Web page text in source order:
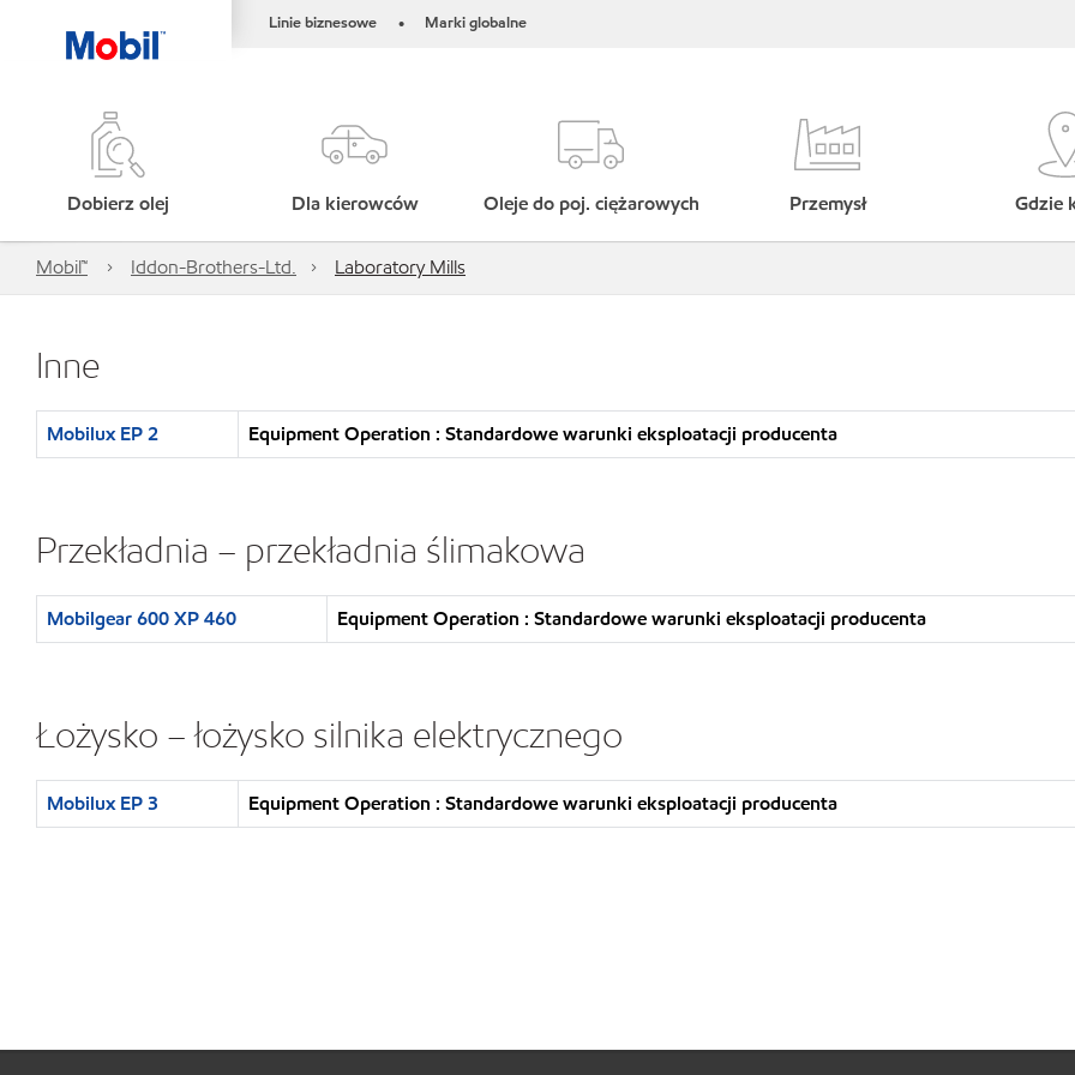
Linie biznesowe • Marki globalne
Dobierz olej Dla kierowców Oleje do poj. ciężarowych Przemysł Gdzie
Mobil™ Iddon-Brothers-Ltd. Laboratory Mills
Inne
Mobilux EP 2 Equipment Operation : Standardowe warunki eksploatacji producenta
Przekładnia – przekładnia ślimakowa
Mobilgear 600 XP 460 Equipment Operation : Standardowe warunki eksploatacji producenta
Łożysko – łożysko silnika elektrycznego
Mobilux EP 3 Equipment Operation : Standardowe warunki eksploatacji producenta